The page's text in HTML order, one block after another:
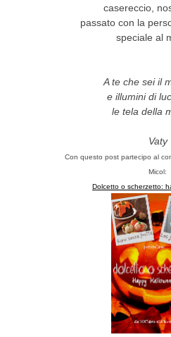
casereccio,
passato con la
speciale al
A te che sei il
e illumini di
le tela della
Vaty
Con questo post partecipo al
Micol:
Dolcetto o scherzetto: